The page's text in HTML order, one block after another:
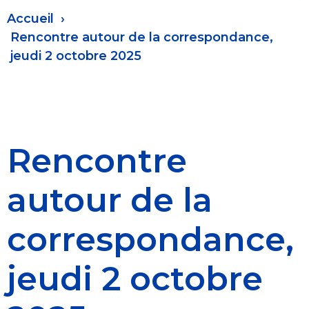
Fil
d'Ariane
Accueil
Rencontre autour de la correspondance,
jeudi 2 octobre 2025
Rencontre
autour de la
correspondance,
jeudi 2 octobre